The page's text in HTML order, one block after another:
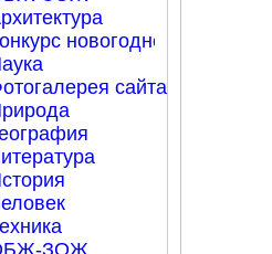
новогодней
сайта